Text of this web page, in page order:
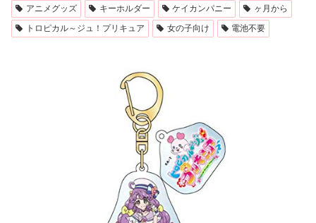
アニメグッズ キーホルダー ケイカンパニー
ヶ月から
トロピカル～ジュ！プリキュア
女の子向け 電池不要